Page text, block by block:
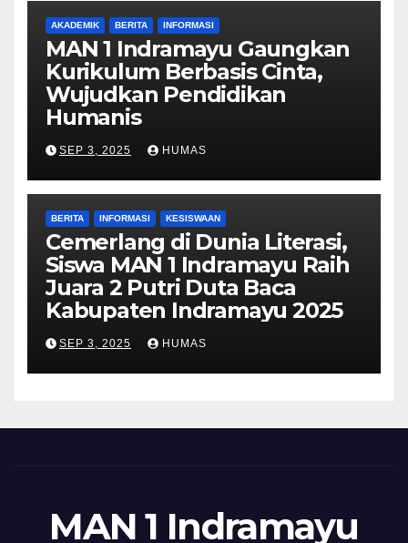
AKADEMIK BERITA INFORMASI
MAN 1 Indramayu Gaungkan
Kurikulum Berbasis Cinta,
Wujudkan Pendidikan
Humanis
SEP 3, 2025 HUMAS
BERITA INFORMASI KESISWAAN
Cemerlang di Dunia Literasi,
Siswa MAN 1 Indramayu Raih
Juara 2 Putri Duta Baca
Kabupaten Indramayu 2025
SEP 3, 2025 HUMAS
MAN 1 Indramayu